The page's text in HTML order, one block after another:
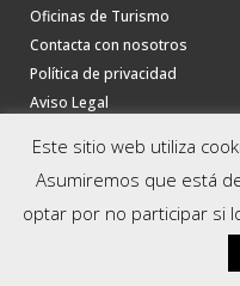
Oficinas de Turismo
Contacta con nosotros
Política de privacidad
Aviso Legal
Este sitio web utiliza
Asumiremos que está
optar por no participar si